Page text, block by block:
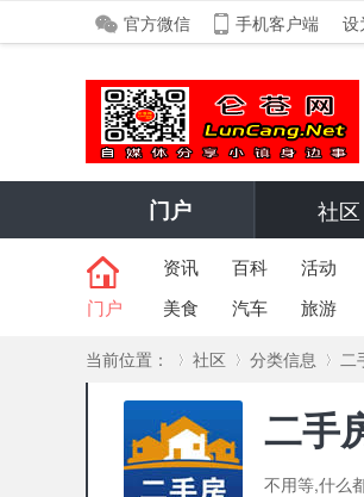
官方微信 手机客户端 设
门户 社区
门户
资讯 百科 活动
美食
汽车 旅游
当前位置：
»
社区
›
分类信息 二
二手
不用等,什么